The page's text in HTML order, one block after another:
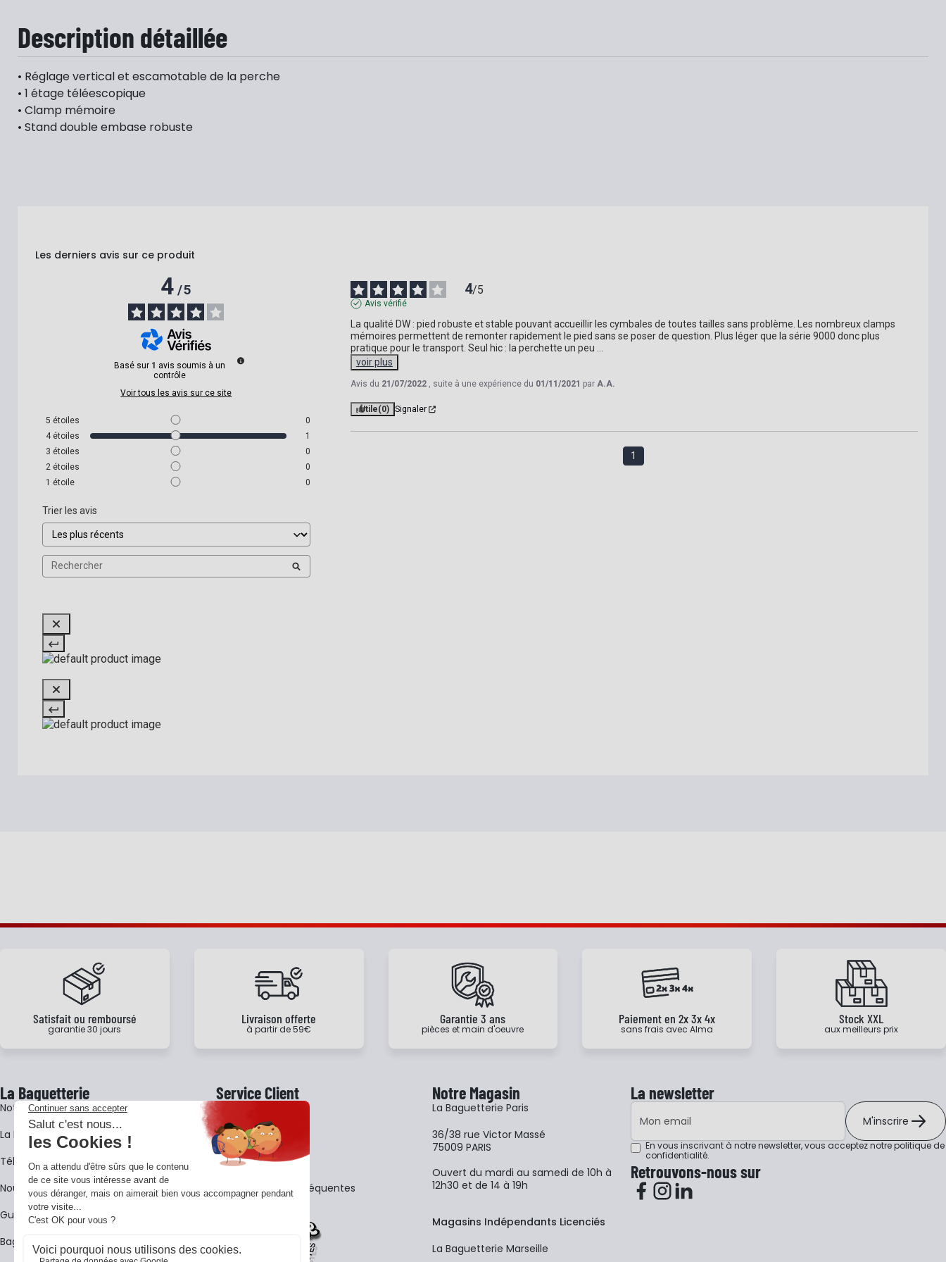
Description détaillée
• Réglage vertical et escamotable de la perche
• 1 étage téléescopique
• Clamp mémoire
• Stand double embase robuste
Les derniers avis sur ce produit
4/5
Basé sur 1 avis soumis à un
contrôle
Voir tous les avis sur ce site
5 étoiles
0
4 étoiles
1
3 étoiles
0
2 étoiles
0
1 étoile 0
Trier les avis
4/5
Avis vérifié
La qualité DW : pied robuste et stable pouvant accueillir les cymbales de toutes tailles sans problème. Les nombreux clamps
mémoires permettent de remonter rapidement le pied sans se poser de question. Plus léger que la série 9000 donc plus
pratique pour le transport. Seul hic : la perchette un peu
voir plus
Avis du 21/07/2022 , suite à une expérience du 01/11/2021 par A.A.
Utile(0) Signaler
1
Satisfait ou remboursé
garantie 30 jours
Livraison offerte
à partir de 59€
Garantie 3 ans
pièces et main d'oeuvre
Paiement en 2x 3x 4x
sans frais avec Alma
Stock XXL
aux meilleurs prix
La Baguetterie
Notre histoire
La BagShow
​Télécharger le catalogue
Nous contacter
Guides La Baguetterie
Baguetterie Shop Online
Service Client
Garantie 3 ans
CGV
FAQ - Questions Fréquentes
Notre Magasin
La Baguetterie Paris
36/38 rue Victor Massé
75009 PARIS
Ouvert du mardi au samedi de 10h à
12h30 et de 14 à 19h
Magasins Indépendants Licenciés
La Baguetterie Marseille
La newsletter
Adresse e-mail
M'inscrire
En vous inscrivant à notre newsletter, vous acceptez notrepolitique de
confidentialité.
Retrouvons-nous sur